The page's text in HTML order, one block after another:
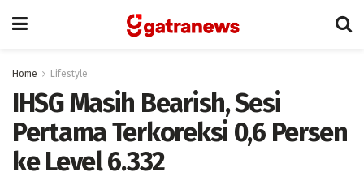
Home Lifestyle
IHSG Masih Bearish, Sesi
Pertama Terkoreksi 0,6 Persen
ke Level 6.332